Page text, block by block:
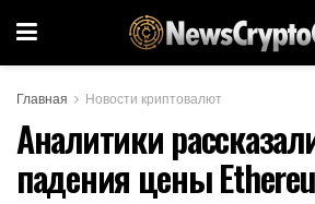
Главная Новости криптовалют
Аналитики
падения цены